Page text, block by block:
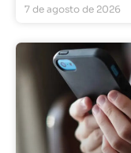
7 de agosto de 2026